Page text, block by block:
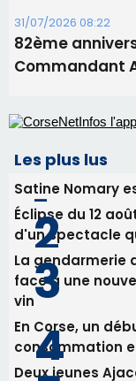
31/07/2026 08:22
82ème
Commandant
Les plus lus
Satine Nomary
Éclipse du 12
d'un spectacle
La gendarmerie
face à une
vin
En Corse, un
consommation
Deux jeunes